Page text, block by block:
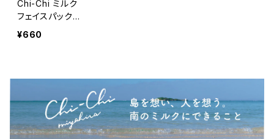
Chi-Chi ミルク
フェイスパック
タンカン&イラン
¥660